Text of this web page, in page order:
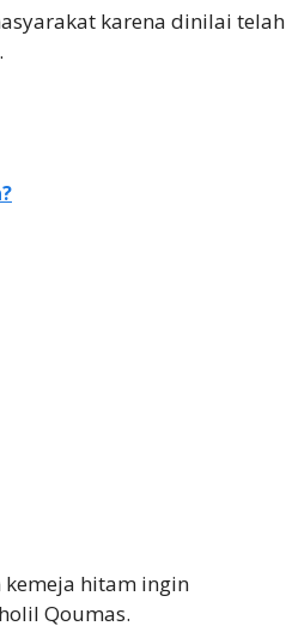
karena dinilai telah
kemeja hitam ingin
Qoumas.